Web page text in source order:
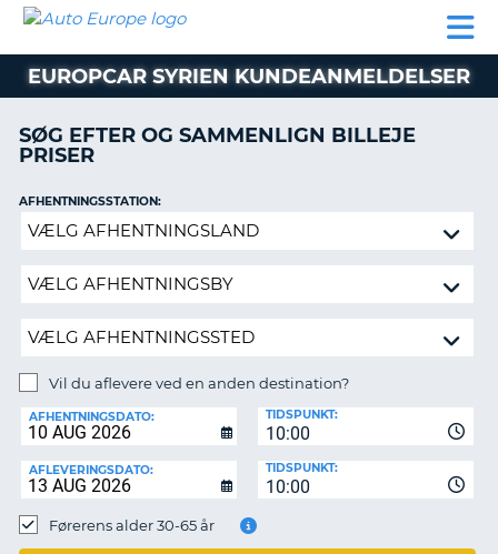
BILUDLEJNING
AUTOCAMPER
AUTO
EUROPE
BILUDLEJNING
AUTOCAMPER
LEJE
SUPPORT
MIN
DANMARK
EUROPCAR SYRIEN KUNDEANMELDELSER
SØG EFTER OG SAMMENLIGN BILLEJE
PRISER
Vil
aflevere
anden
destination?
AFHENTNINGSSTATION:
Vil du aflevere ved en anden destination?
AFHENTNINGSDATO:
10:00
TIDSPUNKT:
AFLEVERINGSDATO:
10:00
TIDSPUNKT:
Førerens alder 30-65 år